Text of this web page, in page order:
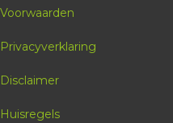
Voorwaarden
Privacyverklaring
Disclaimer
Huisregels